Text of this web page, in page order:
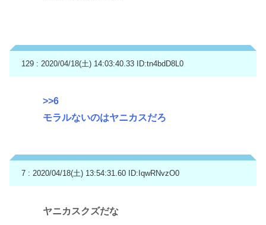
129 : 2020/04/18(土) 14:03:40.33 ID:tn4bdD8L0
>>6
モラルないのはヤニカスだろ
7 : 2020/04/18(土) 13:54:31.60 ID:IqwRNvzO0
ヤニカスクズだな